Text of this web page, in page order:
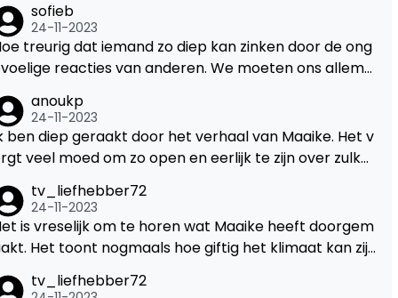
voelen, in plaats van zich terug te moeten tr
uit angst voor negatieve reacties.
sofieb
24-11-2023
treurig dat iemand zo diep kan zinken door de ong
reacties van anderen. We moeten ons allema
hebben. Steun en begrip zijn zo belangrijk in deze sit
anoukp
24-11-2023
ben diep geraakt door het verhaal van Maaike. Het v
veel moed om zo open en eerlijk te zijn over zulke
praten en mensen ervan bewust te maken.
tv_liefhebber72
24-11-2023
is vreselijk om te horen wat Maaike heeft doorgem
Het toont nogmaals hoe giftig het klimaat kan zijn
tv_liefhebber72